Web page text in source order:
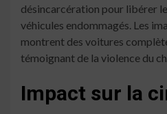
désincarcération pour libérer
véhicules endommagés. Les
montrent des voitures
témoignant de la violence du
Impact sur la